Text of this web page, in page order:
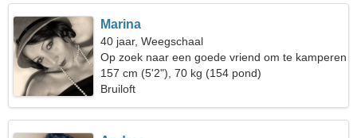
Marina
40 jaar, Weegschaal
Op zoek naar een goede vriend om te kamperen
157 cm (5'2"), 70 kg (154 pond)
Bruiloft